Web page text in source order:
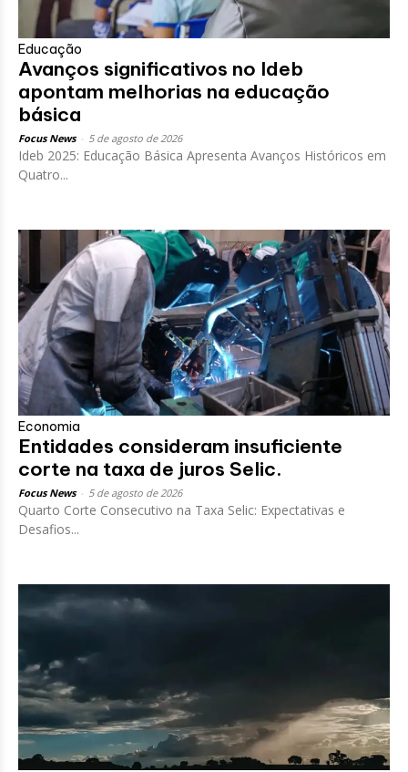
Educação
Avanços significativos no Ideb
apontam melhorias na educação
básica
Focus News 5 de agosto de 2026
Ideb 2025: Educação Básica Apresenta Avanços Históricos em
Quatro...
Economia
Entidades consideram insuficiente
corte na taxa de juros Selic.
Focus News 5 de agosto de 2026
Quarto Corte Consecutivo na Taxa Selic: Expectativas e
Desafios...